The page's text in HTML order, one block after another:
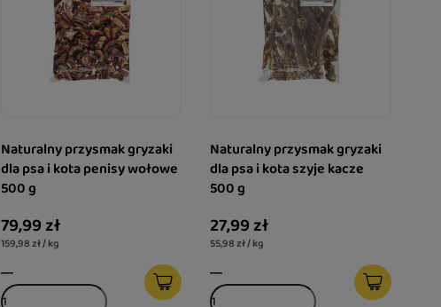
Naturalny przysmak gryzaki
dla psa i kota penisy wołowe
500 g
79,99 zł
159,98 zł / kg
Naturalny przysmak gryzaki
dla psa i kota szyje kacze
500 g
27,99 zł
55,98 zł / kg